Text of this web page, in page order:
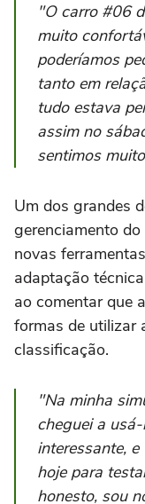
"O carro #06
muito
poderíamos
tanto em
tudo estava
assim no
sentimos
Um dos grandes
gerenciamento
novas
adaptação
ao comentar que
formas de utilizar
classificação.
"Na minha
cheguei a
interessante,
hoje para
honesto, sou